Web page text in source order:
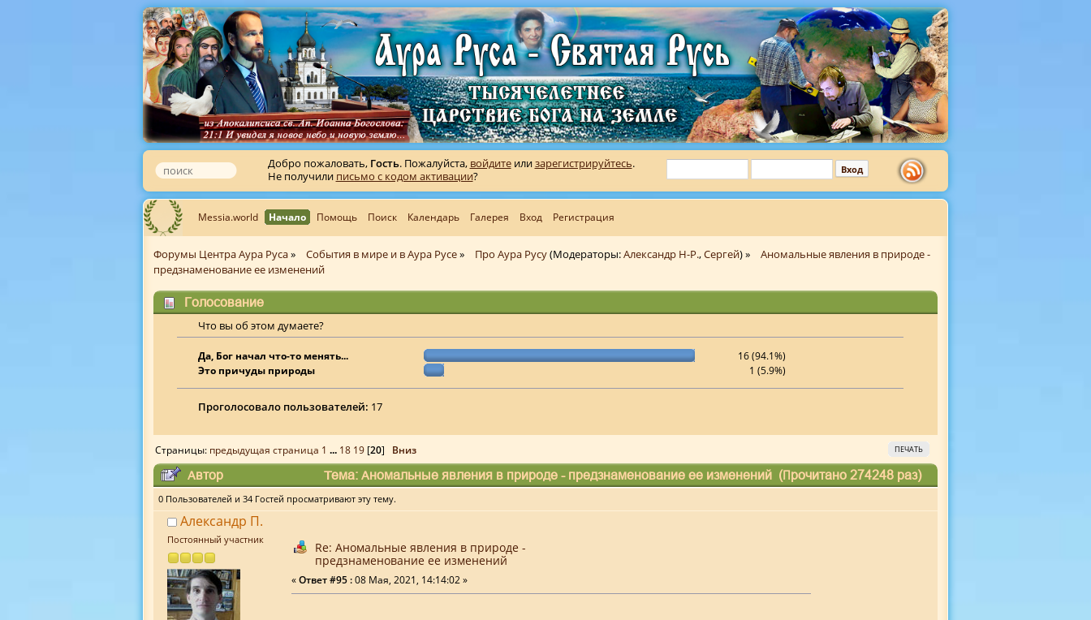
Добро пожаловать, Гость. Пожалуйста, войдитеилизарегистрируйтесь.
Не получили письмо с кодом активации?
Messia.world Начало Помощь Поиск Календарь Галерея Вход Регистрация
Форумы Центра Аура Руса» События в мире и в Аура Русе» Про Аура Русу(Модераторы:Александр Н-Р.,Сергей) »
Аномальные явления в природе -
предзнаменование ее изменений
Голосование
Что вы об этом думаете?
Да, Бог начал что-то менять...
16 (94.1%)
Это причуды природы
1 (5.9%)
Проголосовало пользователей: 17
ПЕЧАТЬ
Страницы: предыдущая страница 1 ... 18 19 [20] Вниз
Автор Тема: Аномальные явления в природе - предзнаменование ее изменений (Прочитано 274248 раз)
0 Пользователей и 34 Гостей просматривают эту тему.
Александр П.
Постоянный участник
Re: Аномальные явления в природе -
предзнаменование ее изменений
«Ответ #95 :08 Мая, 2021, 14:14:02 »